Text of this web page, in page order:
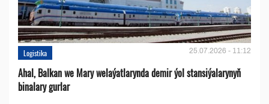
Logistika 25.07.2026 - 11:12
Ahal, Balkan we Mary welaýatlarynda demir ýol stansiýalarynyň
binalary gurlar